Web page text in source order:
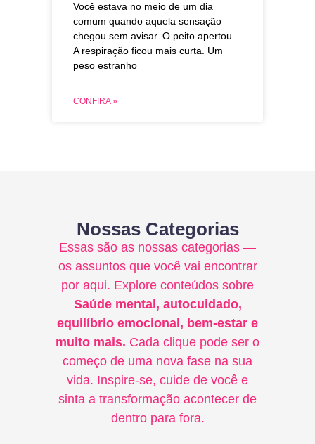
Você estava no meio de um dia
comum quando aquela sensação
chegou sem avisar. O peito apertou.
A respiração ficou mais curta. Um
peso estranho
CONFIRA »
Nossas Categorias
Essas são as nossas categorias —
os assuntos que você vai encontrar
por aqui. Explore conteúdos sobre
Saúde mental, autocuidado,
equilíbrio emocional, bem-estar e
muito mais. Cada clique pode ser o
começo de uma nova fase na sua
vida. Inspire-se, cuide de você e
sinta a transformação acontecer de
dentro para fora.